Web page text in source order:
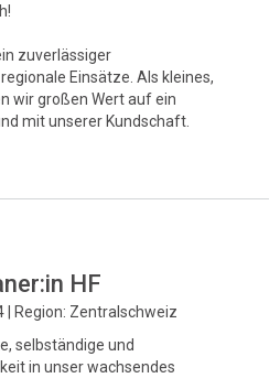
zuverlässiger
Einsätze. Als kleines,
wir großen Wert auf ein
mit unserer Kundschaft.
HF
| Region: Zentralschweiz
selbständige und
in unser wachsendes